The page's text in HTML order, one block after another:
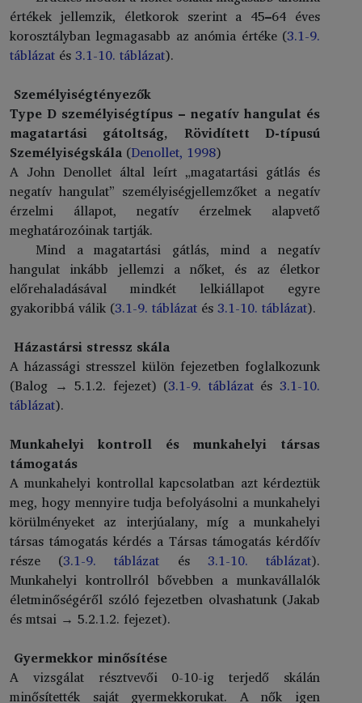
értékek jellemzik, életkorok szerint a 45–64 éves
korosztályban legmagasabb az anómia értéke (3.1-9.
táblázat és3.1-10. táblázat).
Személyiségtényezők
Type D személyiségtípus – negatív hangulat és
magatartási gátoltság, Rövidített D-típusú
Személyiségskála (Denollet, 1998)
A John Denollet által leírt „magatartási gátlás és
negatív hangulat” személyiségjellemzőket a negatív
érzelmi állapot, negatív érzelmek alapvető
meghatározóinak tartják.
Mind a magatartási gátlás, mind a negatív
hangulat inkább jellemzi a nőket, és az életkor
előrehaladásával mindkét lelkiállapot egyre
gyakoribbá válik (3.1-9. táblázat és3.1-10. táblázat).
Házastársi stressz skála
A házassági stresszel külön fejezetben foglalkozunk
(Balog → 5.1.2. fejezet) (3.1-9. táblázatés3.1-10.
táblázat).
Munkahelyi kontroll és munkahelyi társas
támogatás
A munkahelyi kontrollal kapcsolatban azt kérdeztük
meg, hogy mennyire tudja befolyásolni a munkahelyi
körülményeket az interjúalany, míg a munkahelyi
társas támogatás kérdés a Társas támogatás kérdőív
része (3.1-9. táblázat és 3.1-10. táblázat).
Munkahelyi kontrollról bővebben a munkavállalók
életminőségéről szóló fejezetben olvashatunk (Jakab
és mtsai → 5.2.1.2. fejezet).
Gyermekkor minősítése
A vizsgálat résztvevői 0-10-ig terjedő skálán
minősítették saját gyermekkorukat. A nők igen